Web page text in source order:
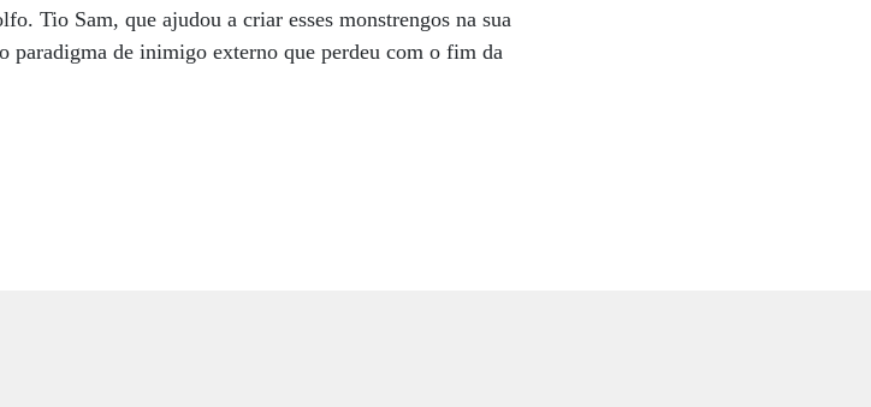
Tio Sam, que ajudou a criar esses monstrengos na sua
paradigma de inimigo externo que perdeu com o fim da